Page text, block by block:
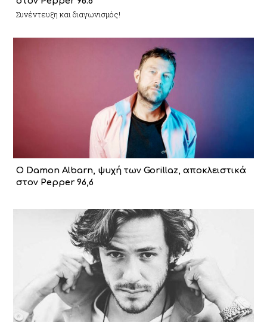
Συνέντευξη και διαγωνισμός!
Ο Damon Albarn, ψυχή των Gorillaz, αποκλειστικά
στον Pepper 96,6